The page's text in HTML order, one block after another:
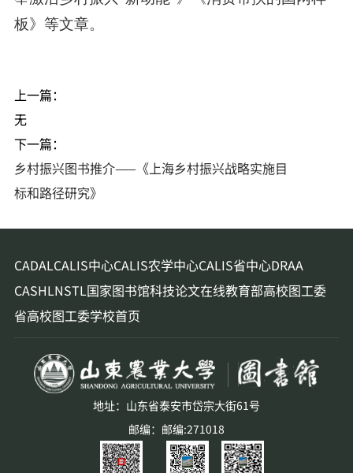
板》等文章。
上一篇：
无
下一篇：
乡村振兴图书推介——《上海乡村振兴战略实施目
标和路径研究》
CADALCALIS中心CALIS农学中心CALIS省中心DRAA
CASHLNSTL国家图书馆科技论文在线教育部高校图工委
省高校图工委学校首页
地址：山东省泰安市岱宗大街61号
邮编：邮编:271018